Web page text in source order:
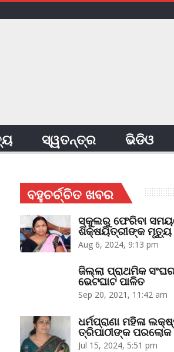
ସ୍ୱତନ୍ତ୍ର ଭିଡିଓ
ବହୁଚର୍ଚ୍ଚିତ ଖବର
ସ୍କୁଲରୁ ଫେରିବା
ଶିକ୍ଷୟିତ୍ରୀଙ୍କ ମୃତ୍ୟୁ
Aug 6, 2024, 9:13 pm
ଜିଲ୍ଲା ପ୍ରାଥମିକ
ଭେଟଘାଟ ପାଳିତ
Sep 20, 2021, 11:42 am
ଧର୍ମପ୍ରାଣା ମହିଳା
ତ୍ରିପାଠୀଙ୍କ ପରଲୋକ
Jul 15, 2024, 5:51 pm